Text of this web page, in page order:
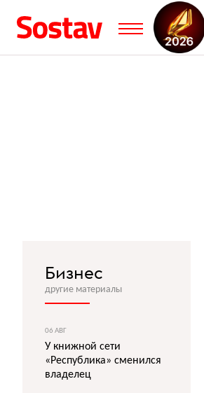
Бизнес
другие материалы
06 АВГ
У книжной сети
«Республика» сменился
владелец